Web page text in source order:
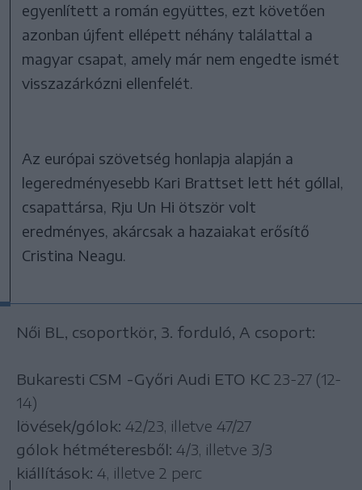
egyenlített a román együttes, ezt követően
azonban újfent ellépett néhány találattal a
magyar csapat, amely már nem engedte ismét
visszazárkózni ellenfelét.
Az európai szövetség honlapja alapján a
legeredményesebb Kari Brattset lett hét góllal,
csapattársa, Rju Un Hi ötször volt
eredményes, akárcsak a hazaiakat erősítő
Cristina Neagu.
Női BL, csoportkör, 3. forduló, A csoport:
Bukaresti CSM -Győri Audi ETO KC 23-27 (12-
14)
lövések/gólok: 42/23, illetve 47/27
gólok hétméteresből: 4/3, illetve 3/3
kiállítások: 4, illetve 2 perc